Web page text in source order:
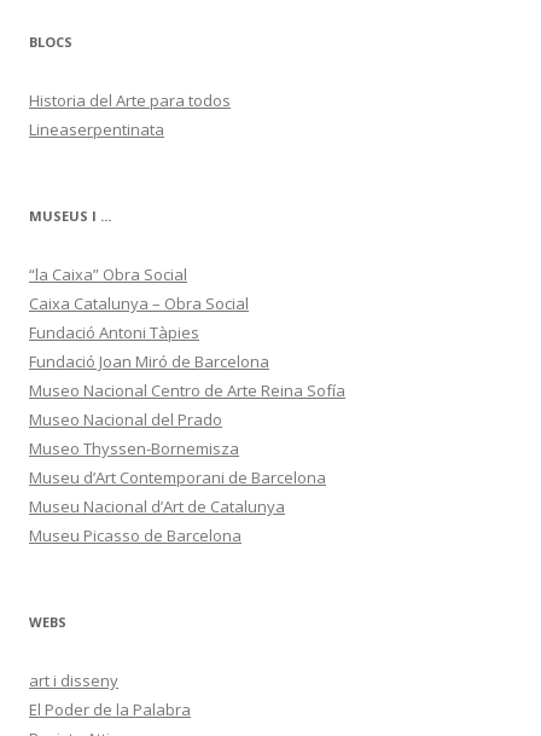
BLOCS
Historia del Arte para todos
Lineaserpentinata
MUSEUS I ...
“la Caixa” Obra Social
Caixa Catalunya – Obra Social
Fundació Antoni Tàpies
Fundació Joan Miró de Barcelona
Museo Nacional Centro de Arte Reina Sofía
Museo Nacional del Prado
Museo Thyssen-Bornemisza
Museu d’Art Contemporani de Barcelona
Museu Nacional d’Art de Catalunya
Museu Picasso de Barcelona
WEBS
art i disseny
El Poder de la Palabra